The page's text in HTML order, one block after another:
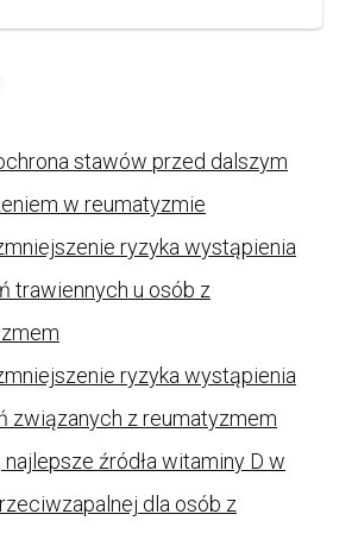
stawów przed dalszym
w reumatyzmie
ryzyka wystąpienia
trawiennych u osób z
ryzyka wystąpienia
związanych z reumatyzmem
najlepsze źródła witaminy D w
dla osób z